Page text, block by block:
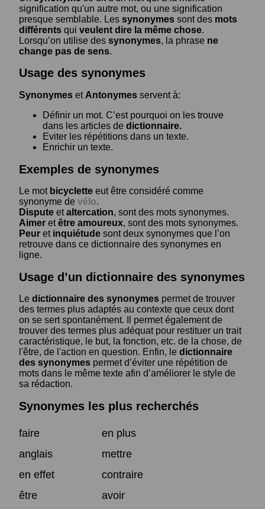
signification qu'un autre mot, ou une signification
presque semblable. Les synonymes sont des mots
différents qui veulent dire la même chose.
Lorsqu’on utilise des synonymes, la phrase ne
change pas de sens.
Usage des synonymes
Synonymes et Antonymes servent à:
Définir un mot. C’est pourquoi on les trouve
dans les articles de dictionnaire.
Eviter les répétitions dans un texte.
Enrichir un texte.
Exemples de synonymes
Le mot bicyclette eut être considéré comme
synonyme de vélo.
Dispute etaltercation, sont des mots synonymes.
Aimer etêtre amoureux, sont des mots synonymes.
Peur et inquiétude sont deux synonymes que l’on
retrouve dans ce dictionnaire des synonymes en
ligne.
Usage d’un dictionnaire des synonymes
Le dictionnaire des synonymes permet de trouver
des termes plus adaptés au contexte que ceux dont
on se sert spontanément. Il permet également de
trouver des termes plus adéquat pour restituer un trait
caractéristique, le but, la fonction, etc. de la chose, de
l'être, de l'action en question. Enfin, le dictionnaire
des synonymes permet d’éviter une répétition de
mots dans le même texte afin d’améliorer le style de
sa rédaction.
Synonymes les plus recherchés
faire
en plus
anglais
mettre
en effet
contraire
être
avoir